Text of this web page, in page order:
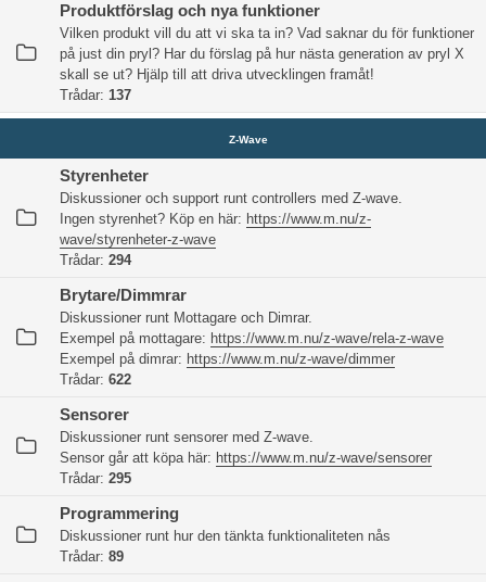
Produktförslag och nya funktioner
Vilken produkt vill du att vi ska ta in? Vad saknar du för funktioner
på just din pryl? Har du förslag på hur nästa generation av pryl X
skall se ut? Hjälp till att driva utvecklingen framåt!
Trådar: 137
Z-Wave
Styrenheter
Diskussioner och support runt controllers med Z-wave.
Ingen styrenhet? Köp en här: https://www.m.nu/z-
wave/styrenheter-z-wave
Trådar: 294
Brytare/Dimmrar
Diskussioner runt Mottagare och Dimrar.
Exempel på mottagare: https://www.m.nu/z-wave/rela-z-wave
Exempel på dimrar: https://www.m.nu/z-wave/dimmer
Trådar: 622
Sensorer
Diskussioner runt sensorer med Z-wave.
Sensor går att köpa här: https://www.m.nu/z-wave/sensorer
Trådar: 295
Programmering
Diskussioner runt hur den tänkta funktionaliteten nås
Trådar: 89